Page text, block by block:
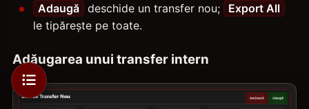
Adaugă deschide un transfer nou;
Export All
le tipărește pe toate.
Adăugarea unui transfer intern